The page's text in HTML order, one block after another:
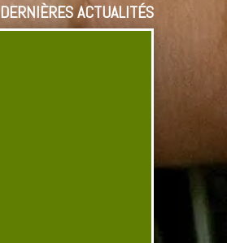
DERNIÈRES ACTUALITÉS